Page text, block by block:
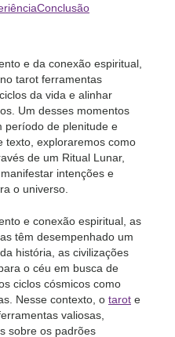
Conclusão
e da conexão espiritual,
tarot ferramentas
da vida e alinhar
Um desses momentos
período de plenitude e
texto, exploraremos como
de um Ritual Lunar,
intenções e
o universo.
e conexão espiritual, as
têm desempenhado um
história, as civilizações
o céu em busca de
ciclos cósmicos como
Nesse contexto, o tarot e
valiosas,
sobre os padrões